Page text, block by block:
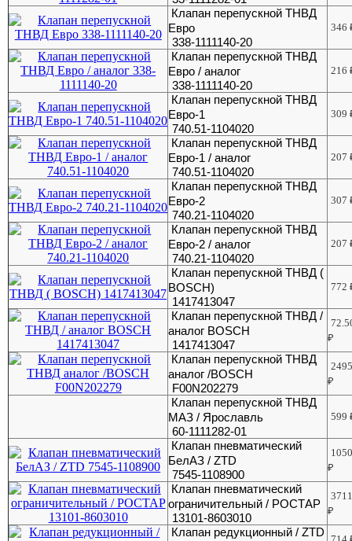
Клапан перепускной ТНВД
Евро
338-1111140-20
346
Клапан перепускной ТНВД
Евро / аналог
338-1111140-20
216
Клапан перепускной ТНВД
Евро-1
740.51-1104020
309
Клапан перепускной ТНВД
Евро-1 / аналог
740.51-1104020
207
Клапан перепускной ТНВД
Евро-2
740.21-1104020
307
Клапан перепускной ТНВД
Евро-2 / аналог
740.21-1104020
207
Клапан перепускной ТНВД (
BOSCH)
1417413047
772
Клапан перепускной ТНВД /
аналог BOSCH
1417413047
₽
Клапан перепускной ТНВД
аналог /BOSCH
F00N202279
₽
Клапан перепускной ТНВД
МАЗ / Ярославль
60-1111282-01
599
Клапан пневматический
БелАЗ / ZTD
7545-1108900
₽
Клапан пневматический
ограничительный / РОСТАР
13101-8603010
₽
Клапан редукционный / ZTD